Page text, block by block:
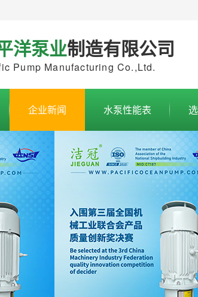
洋泵业制造有限公司
Pump Manufacturing Co.,Ltd.
企业新闻 水泵性能表